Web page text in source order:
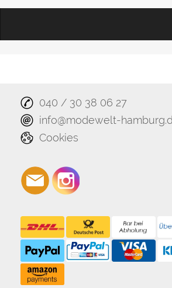
040 / 30 38 06 27
info@modewelt-
Cookies